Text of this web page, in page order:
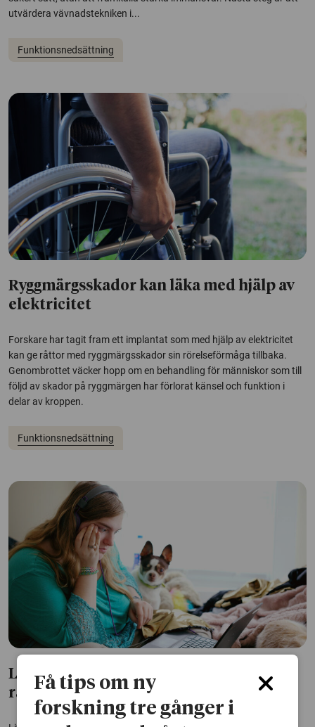
utvärdera vävnadstekniken i...
Funktionsnedsättning
Ryggmärgsskador kan läka med hjälp av
elektricitet
Forskare har tagit fram ett implantat som med hjälp av elektricitet
kan ge råttor med ryggmärgsskador sin rörelseförmåga tillbaka.
Genombrottet väcker hopp om en behandling för människor som till
följd av skador på ryggmärgen har förlorat känsel och funktion i
delar av kroppen.
Funktionsnedsättning
Lyssna på funktionsnedsatta – det kan
rädda liv
Få tips om ny
forskning tre gånger i